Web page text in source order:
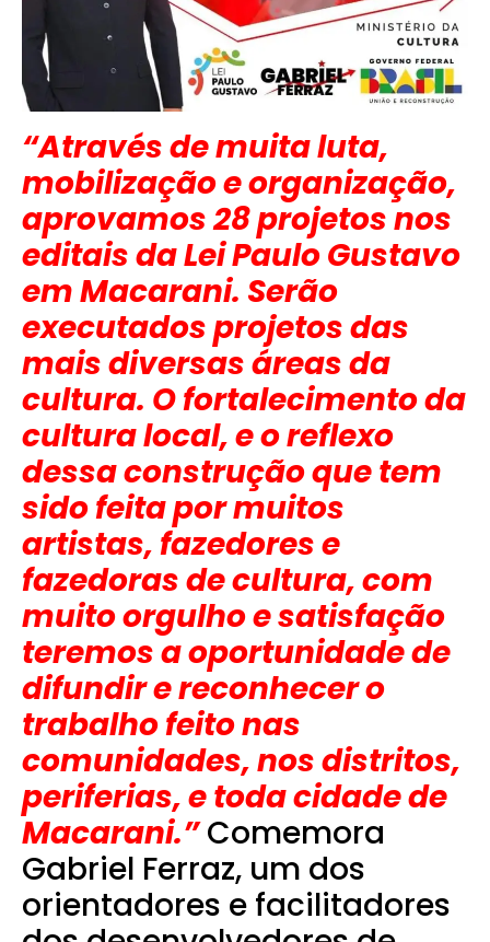
“Através de muita luta,
mobilização e organização,
aprovamos 28 projetos nos
editais da Lei Paulo Gustavo
em Macarani. Serão
executados projetos das
mais diversas áreas da
cultura. O fortalecimento da
cultura local, e o reflexo
dessa construção que tem
sido feita por muitos
artistas, fazedores e
fazedoras de cultura, com
muito orgulho e satisfação
teremos a oportunidade de
difundir e reconhecer o
trabalho feito nas
comunidades, nos distritos,
periferias, e toda cidade de
Macarani.”Comemora
Gabriel Ferraz, um dos
orientadores e facilitadores